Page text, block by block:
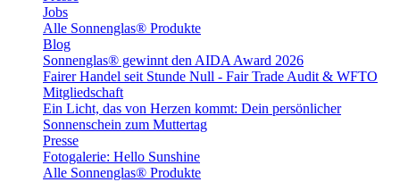
Jobs
Alle Sonnenglas® Produkte
Blog
Sonnenglas® gewinnt den AIDA Award 2026
Fairer Handel seit Stunde Null - Fair Trade Audit & WFTO
Mitgliedschaft
Ein Licht, das von Herzen kommt: Dein persönlicher
Sonnenschein zum Muttertag
Presse
Fotogalerie: Hello Sunshine
Alle Sonnenglas® Produkte